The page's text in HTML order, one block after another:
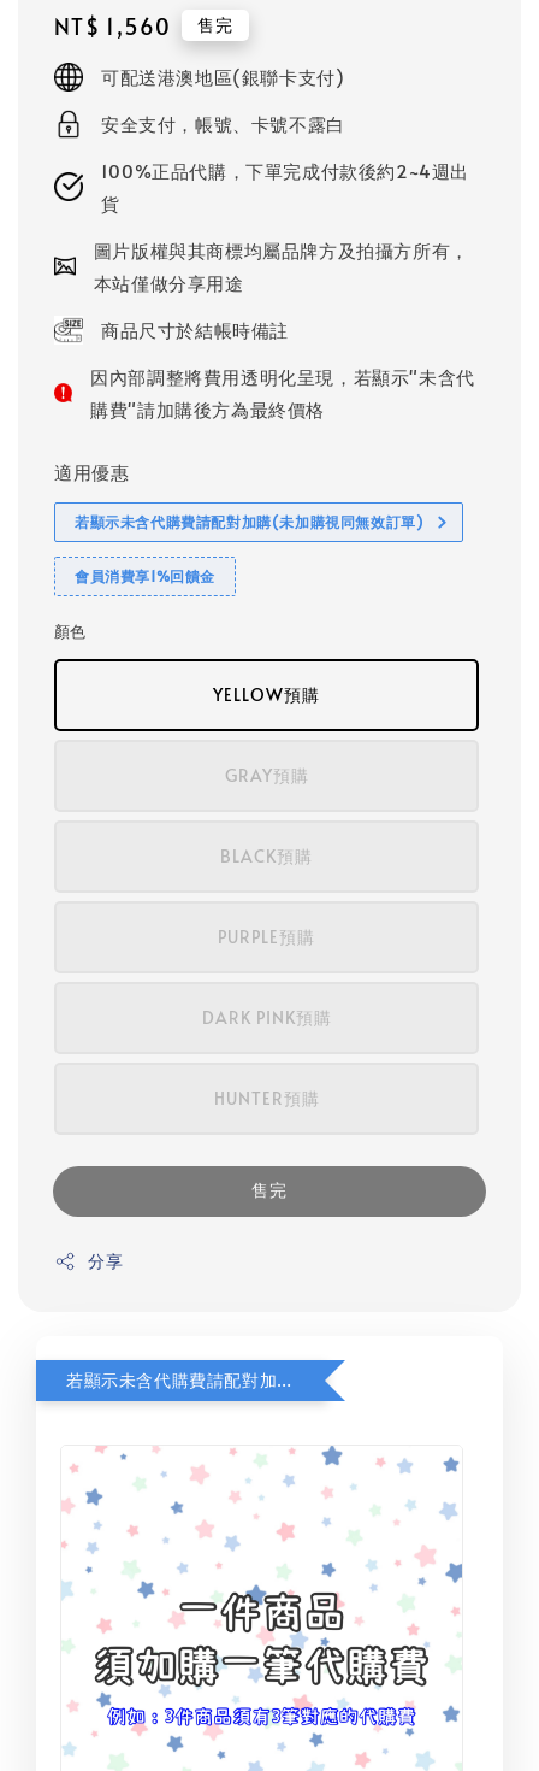
Regular
price
NT$ 1,560 售完
可配送港澳地區(銀聯卡支付)
安全支付，帳號、卡號不露白
100%正品代購，下單完成付款後約2~4週出
貨
圖片版權與其商標均屬品牌方及拍攝方所有，
本站僅做分享用途
商品尺寸於結帳時備註
因內部調整將費用透明化呈現，若顯示"未含代
購費"請加購後方為最終價格
適用優惠
若顯示未含代購費請配對加購(未加購視同無效訂單)
會員消費享1%回饋金
顏色
YELLOW預購
GRAY預購
BLACK預購
PURPLE預購
DARK PINK預購
HUNTER預購
售完
分享
若顯示未含代購費請配對加購(未加購視同無效訂單)